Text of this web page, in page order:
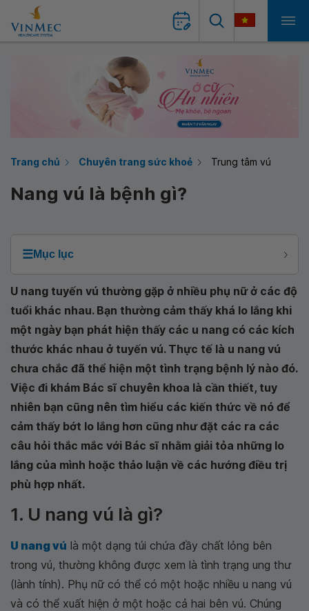
Trang chủ Chuyên trang sức khoẻ Trung tâm vú
Nang vú là bệnh gì?
☰Mục lục
U nang tuyến vú thường gặp ở nhiều phụ nữ ở các độ
tuổi khác nhau. Bạn thường cảm thấy khá lo lắng khi
một ngày bạn phát hiện thấy các u nang có các kích
thước khác nhau ở tuyến vú. Thực tế là u nang vú
chưa chắc đã thể hiện một tình trạng bệnh lý nào đó.
Việc đi khám Bác sĩ chuyên khoa là cần thiết, tuy
nhiên bạn cũng nên tìm hiểu các kiến thức về nó để
cảm thấy bớt lo lắng hơn cũng như đặt các ra các
câu hỏi thắc mắc với Bác sĩ nhằm giải tỏa những lo
lắng của mình hoặc thảo luận về các hướng điều trị
phù hợp nhất.
1. U nang vú là gì?
U nang vú là một dạng túi chứa đầy chất lỏng bên
trong vú, thường không được xem là tình trạng ung thư
(lành tính). Phụ nữ có thể có một hoặc nhiều u nang vú
và có thể xuất hiện ở một hoặc cả hai bên vú. Chúng